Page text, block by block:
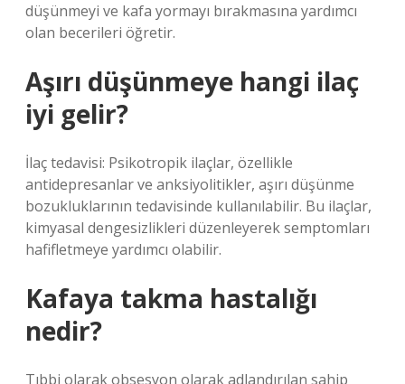
düşünmeyi ve kafa yormayı bırakmasına yardımcı
olan becerileri öğretir.
Aşırı düşünmeye hangi ilaç
iyi gelir?
İlaç tedavisi: Psikotropik ilaçlar, özellikle
antidepresanlar ve anksiyolitikler, aşırı düşünme
bozukluklarının tedavisinde kullanılabilir. Bu ilaçlar,
kimyasal dengesizlikleri düzenleyerek semptomları
hafifletmeye yardımcı olabilir.
Kafaya takma hastalığı
nedir?
Tıbbi olarak obsesyon olarak adlandırılan sahip